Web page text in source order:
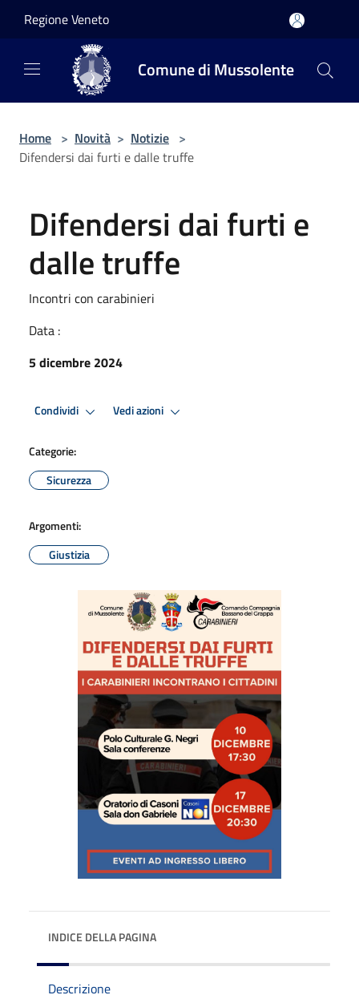
Regione Veneto
Comune di Mussolente
Home > Novità > Notizie >
Difendersi dai furti e dalle truffe
Difendersi dai furti e
dalle truffe
Incontri con carabinieri
Data :
5 dicembre 2024
Condividi Vedi azioni
Categorie:
Sicurezza
Argomenti:
Giustizia
INDICE DELLA PAGINA
Descrizione